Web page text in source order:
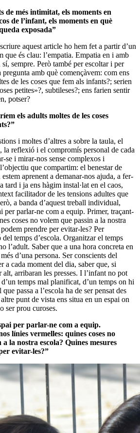
de més intimitat, els moments en
de l’infant, els moments en què
exposada”
aquest article ho hem fet a partir d’un
que és clau: l’empatia. Empatia en i amb
sí, sempre. Però també per escoltar i per
amb què començàvem: com ens
de les coses que fem als infants?; serien
petites»?, subtileses?; ens farien sentir
potser?
els adults moltes de les coses
i moltes d’altres a sobre la taula, el
la reflexió i el compromís personal de cada
se i mirar-nos sense complexos i
que compartim: el benestar de
aprenent a demanar-nos ajuda, a fer-
tard i ja ens hàgim instal·lat en el caos,
facilitador de les tensions adultes que
a banda d’aquest treball individual,
per parlar-ne com a equip. Primer, traçant-
coses no volem que passin a la nostra
prendre per evitar-les? Per
temps d’escola. Organitzar el temps
l’adult. Saber que a una hora concreta en
d’una persona. Ser conscients del
a cada moment del dia, saber que, si
alt, arribaran les presses. I l’infant no pot
temps mal planificat, d’un temps on hi
passa a l’escola ha de ser pensat des
punt de vista ens situa en un espai on
ser prou curoses.
per parlar-ne com a equip.
línies vermelles: quines coses no
a la nostra escola? Quines mesures
evitar-les?”